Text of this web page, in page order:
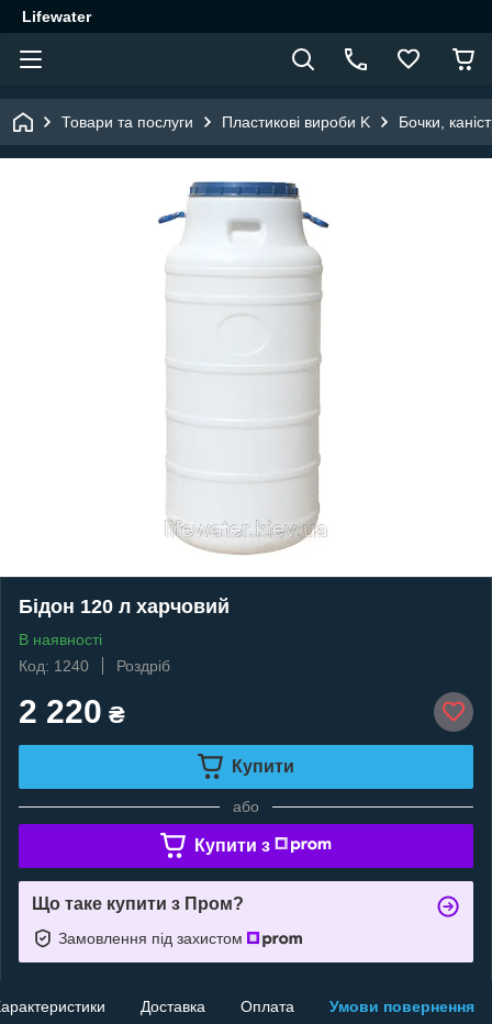
Lifewater
Товари та послуги Пластикові вироби K Бочки,
Бідон 120 л харчовий
В наявності
Код: 1240
Роздріб
2 220 ₴
Купити
або
Купити з
Що таке купити з Пром?
Замовлення під захистом
Доставка Оплата Умови повернення